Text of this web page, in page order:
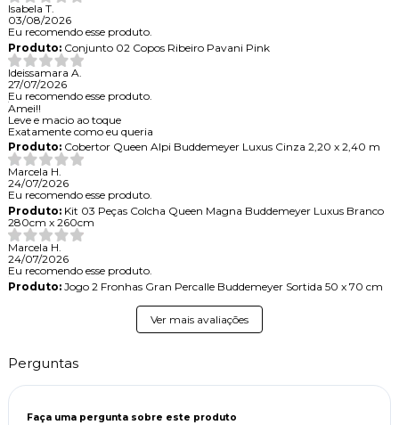
Isabela T.
03/08/2026
Eu recomendo esse produto.
Produto:Conjunto 02 Copos Ribeiro Pavani Pink
Ideissamara A.
27/07/2026
Eu recomendo esse produto.
Amei!!
Leve e macio ao toque
Exatamente como eu queria
Produto:Cobertor Queen Alpi Buddemeyer Luxus Cinza 2,20 x 2,40 m
Marcela H.
24/07/2026
Eu recomendo esse produto.
Produto:Kit 03 Peças Colcha Queen Magna Buddemeyer Luxus Branco
280cm x 260cm
Marcela H.
24/07/2026
Eu recomendo esse produto.
Produto:Jogo 2 Fronhas Gran Percalle Buddemeyer Sortida 50 x 70 cm
Ver mais avaliações
Perguntas
Faça uma pergunta sobre este produto